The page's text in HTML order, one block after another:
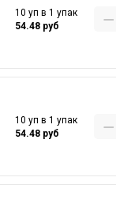
10 уп в 1 упак
54.48 руб
10 уп в 1 упак
54.48 руб